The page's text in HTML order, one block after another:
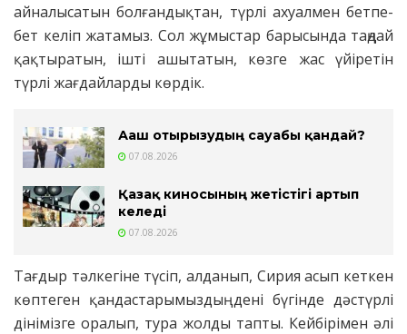
айналысатын болғандықтан, түрлі ахуалмен бетпе-
бет келіп жатамыз. Сол жұмыстар барысында таңдай
қақтыратын, ішті ашытатын, көзге жас үйіретін
түрлі жағдайларды көрдік.
Ағаш отырғызудың сауабы қандай?
07.08.2026
Қазақ киносының жетістігі артып
келеді
07.08.2026
Тағдыр тәлкегіне түсіп, алданып, Сирия асып кеткен
көптеген қандастарымыздың дені бүгінде дәстүрлі
дінімізге оралып, тура жолды тапты. Кейбірімен әлі